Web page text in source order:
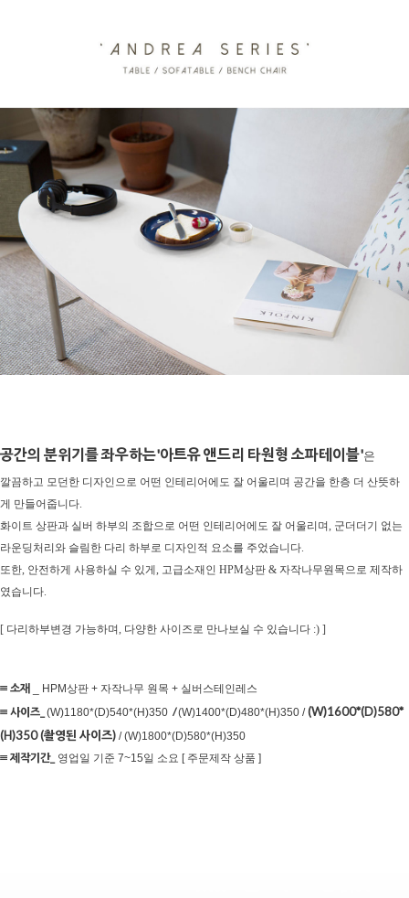
공간의 분위기를 좌우하는'아트유 앤드리 타원형 소파테이블'은
깔끔하고 모던한 디자인으로 어떤 인테리어에도 잘 어울리며 공간을 한층 더 산뜻하
게 만들어줍니다.
화이트 상판과 실버 하부의 조합으로 어떤 인테리어에도 잘 어울리며, 군더더기 없는
라운딩처리와 슬림한 다리 하부로 디자인적 요소를 주었습니다.
또한, 안전하게 사용하실 수 있게, 고급소재인 HPM상판 & 자작나무원목으로 제작하
였습니다.
[ 다리하부변경 가능하며, 다양한 사이즈로 만나보실 수 있습니다 :) ]
≡ 소재 _ HPM상판 + 자작나무 원목 + 실버스테인레스
≡ 사이즈 (W)1180*(D)540*(H)350 /(W)1400*(D)480*(H)350 /(W)1600*(D)580*
(H)350 (촬영된 사이즈) / (W)1800*(D)580*(H)350
≡ 제작기간_ 영업일 기준 7~15일 소요 [ 주문제작 상품 ]